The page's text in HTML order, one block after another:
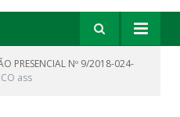
PRESENCIAL Nº 9/2018-024-
ass